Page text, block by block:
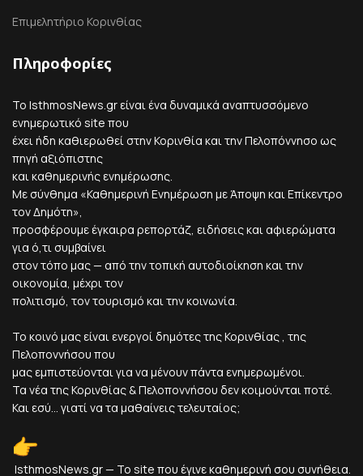
Επιμελητήριο Κορινθίας
Πληροφορίες
Το IsthmosNews.gr είναι ένα δυναμικά αναπτυσσόμενο
ενημερωτικό site που
έχει ήδη καθιερωθεί στην Κορινθία και την Πελοπόννησο ως
πηγή αξιόπιστης
και καθημερινής ενημέρωσης.
Με σύνθημα «Καθημερινή Ενημέρωση με Άποψη και Επίκεντρο
τον Δημότη»,
προσφέρουμε έγκαιρα ρεπορτάζ, ειδήσεις και αφιερώματα
για ό,τι συμβαίνει
στον τόπο μας — από την τοπική αυτοδιοίκηση και την
οικονομία, μέχρι τον
πολιτισμό, τον τουρισμό και την κοινωνία.
Το κοινό μας είναι ενεργοί δημότες της Κορινθίας , της
Πελοποννήσου που
μας εμπιστεύονται για να μένουν πάντα ενημερωμένοι.
Τα νέα της Κορινθίας & Πελοποννήσου δεν κοιμούνται ποτέ.
Και εσύ... γιατί να τα μαθαίνεις τελευταίος;
IsthmosNews.gr — Το site που έγινε καθημερινή σου συνήθεια.